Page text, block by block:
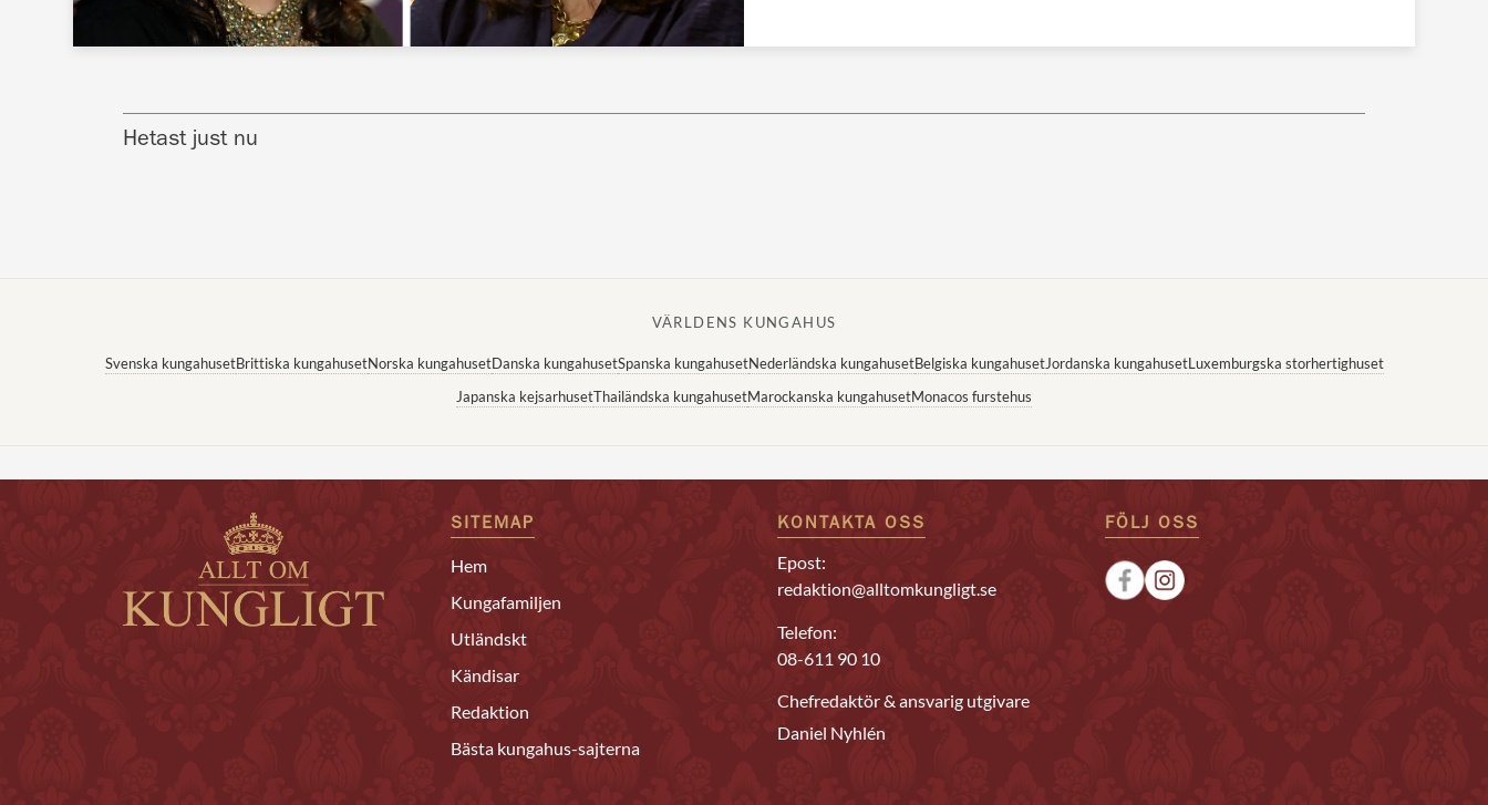
Hetast just nu
VÄRLDENS KUNGAHUS
Svenska kungahusetBrittiska kungahusetNorska kungahusetDanska kungahusetSpanska kungahusetNederländska kungahusetBelgiska kungahusetJordanska kungahusetLuxemburgska storhertighuset
Japanska kejsarhusetThailändska kungahusetMarockanska kungahusetMonacos furstehus
SITEMAP
Hem
Kungafamiljen
Utländskt
Kändisar
Redaktion
Bästa kungahus-sajterna
KONTAKTA OSS
Epost:
redaktion@alltomkungligt.se
Telefon:
08-611 90 10
Chefredaktör & ansvarig utgivare
Daniel Nyhlén
FÖLJ OSS